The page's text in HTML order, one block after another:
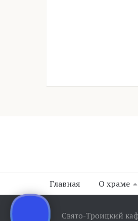
Главная О храме
Свято-Троицкий